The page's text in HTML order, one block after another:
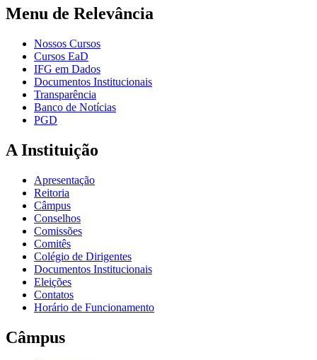
Menu de Relevância
Nossos Cursos
Cursos EaD
IFG em Dados
Documentos Institucionais
Transparência
Banco de Notícias
PGD
A Instituição
Apresentação
Reitoria
Câmpus
Conselhos
Comissões
Comitês
Colégio de Dirigentes
Documentos Institucionais
Eleições
Contatos
Horário de Funcionamento
Câmpus